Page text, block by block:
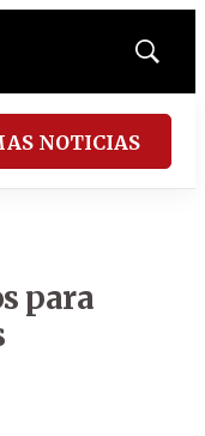
Mostrar
NOTICIAS
para